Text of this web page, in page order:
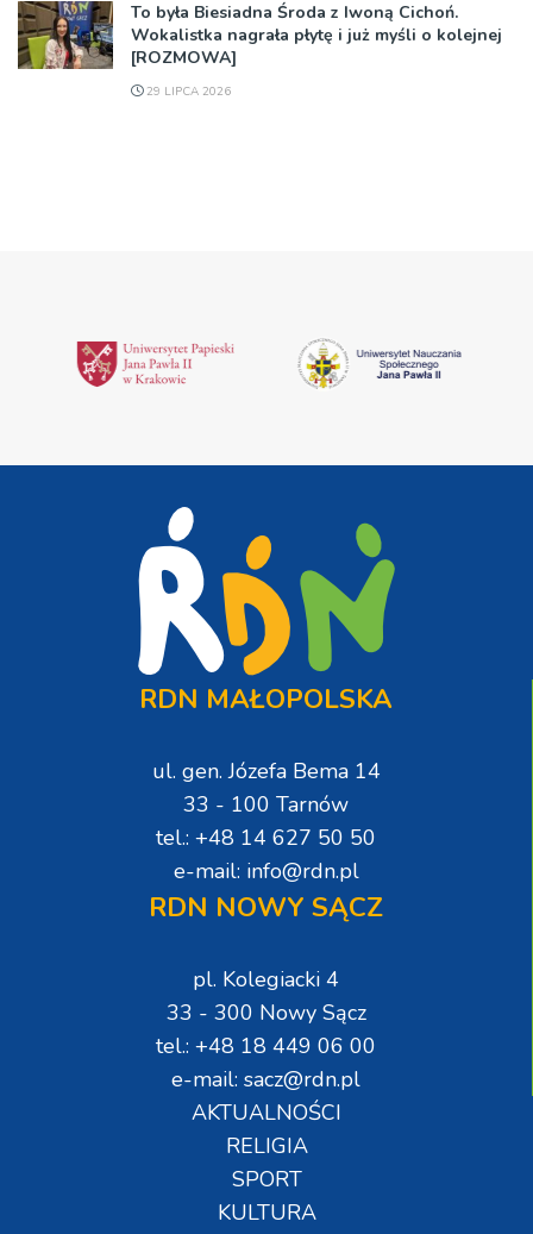
To była Biesiadna Środa z Iwoną Cichoń.
Wokalistka nagrała płytę i już myśli o kolejnej
[ROZMOWA]
29 LIPCA 2026
RDN MAŁOPOLSKA
ul. gen. Józefa Bema 14
33 - 100 Tarnów
tel.: +48 14 627 50 50
e-mail: info@rdn.pl
RDN NOWY SĄCZ
pl. Kolegiacki 4
33 - 300 Nowy Sącz
tel.: +48 18 449 06 00
e-mail: sacz@rdn.pl
AKTUALNOŚCI
RELIGIA
SPORT
KULTURA